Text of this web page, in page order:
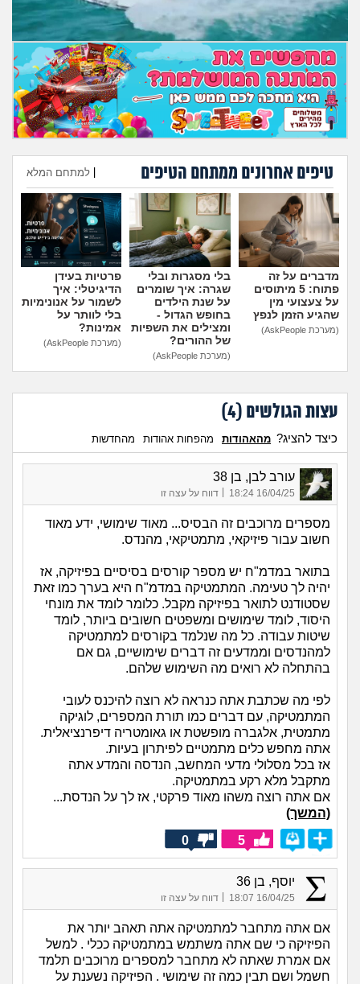
טיפים אחרונים ממתחם הטיפים למתחם המלא
הוספת טיפ
מדברים על זה
פתוח: 5 מיתוסים
על צעצועי מין
שהגיע הזמן לנפץ
(מערכת AskPeople)
בלי מסגרות ובלי
שגרה: איך שומרים
על שנת הילדים
בחופש הגדול -
ומצילים את השפיות
של ההורים?
(מערכת AskPeople)
פרטיות בעידן
הדיגיטלי: איך
לשמור על אנונימיות
בלי לוותר על
אמינות?
(מערכת AskPeople)
עצות הגולשים (4
)
כיצד להציג? מהאהודות מהפחות אהודות מהחדשות
עורב לבן, בן 38
16/04/25 18:24 דווח על עצה זו
מספרים מרוכבים זה הבסיס... מאוד שימושי, ידע מאוד
חשוב עבור פיזיקאי, מתמטיקאי, מהנדס.
בתואר במדמ"ח יש מספר קורסים בסיסיים בפיזיקה, אז
יהיה לך טעימה. המתמטיקה במדמ"ח היא בערך כמו זאת
שסטודנט לתואר בפיזיקה מקבל. כלומר לומד את מונחי
היסוד, לומד שימושים ומשפטים חשובים ביותר, לומד
שיטות עבודה. כל מה שנלמד בקורסים למתמטיקה
למהנדסים וממדעים זה דברים שימושיים, גם אם
בהתחלה לא רואים מה השימוש שלהם.
לפי מה שכתבת אתה כנראה לא רוצה להיכנס לעובי
המתמטיקה, עם דברים כמו תורת המספרים, לוגיקה
מתמטית, אלגברה מופשטת או גאומטריה דיפרנציאלית.
אתה מחפש כלים מתמטיים לפיתרון בעיות.
אז בכל מסלולי מדעי המחשב, הנדסה והמדע אתה
מתקבל מלא רקע במתמטיקה.
אם אתה רוצה משהו מאוד פרקטי, אז לך על הנדסת...
(המשך)
5
0
יוסף, בן 36
16/04/25 18:07
| דווח על עצה זו
אם אתה מתחבר למתמטיקה אתה תאהב יותר את
הפיזיקה כי שם אתה משתמש במתמטיקה ככלי . למשל
אם אמרת שאתה לא מתחבר למספרים מרוכבים תלמד
חשמל ושם תבין כמה זה שימושי . הפיזיקה נשענת על